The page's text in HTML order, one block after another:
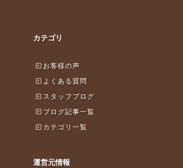
カテゴリ
お客様の声
よくある質問
スタッフブログ
ブログ記事一覧
カテゴリ一覧
運営元情報